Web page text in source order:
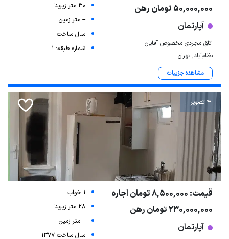
50,000,000 تومان رهن
آپارتمان
اتاق مجردی مخصوص آقایان
نظام‌آباد, تهران
مشاهده جزییات
30 متر زیربنا
-- متر زمین
سال ساخت --
شماره طبقه: 1
4 تصویر
قیمت: 8,500,000 تومان اجاره
230,000,000 تومان رهن
آپارتمان
1 خواب
28 متر زیربنا
-- متر زمین
سال ساخت 1377